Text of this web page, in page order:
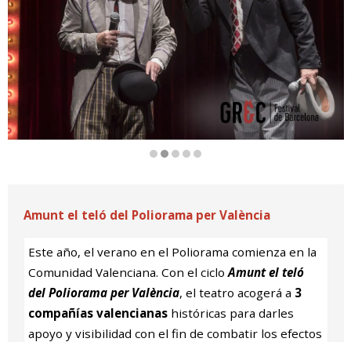
Amunt el teló del Poliorama per València
Este año, el verano en el Poliorama comienza en la
Comunidad Valenciana. Con el cicloAmunt el teló
del Poliorama per València, el teatro acogerá a 3
compañías valencianashistóricas para darles
apoyo y visibilidad con el fin de combatir los efectos